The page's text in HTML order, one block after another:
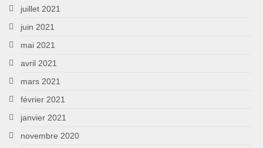
juillet 2021
juin 2021
mai 2021
avril 2021
mars 2021
février 2021
janvier 2021
novembre 2020